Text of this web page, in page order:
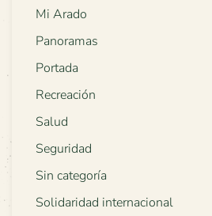
Mi Arado
Panoramas
Portada
Recreación
Salud
Seguridad
Sin categoría
Solidaridad internacional